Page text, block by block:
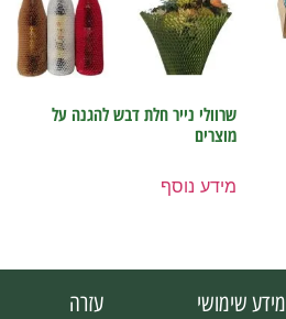
שרוולי נייר חלת דבש להגנה על
מוצרים
מידע נוסף
מידע שימושי עזרה